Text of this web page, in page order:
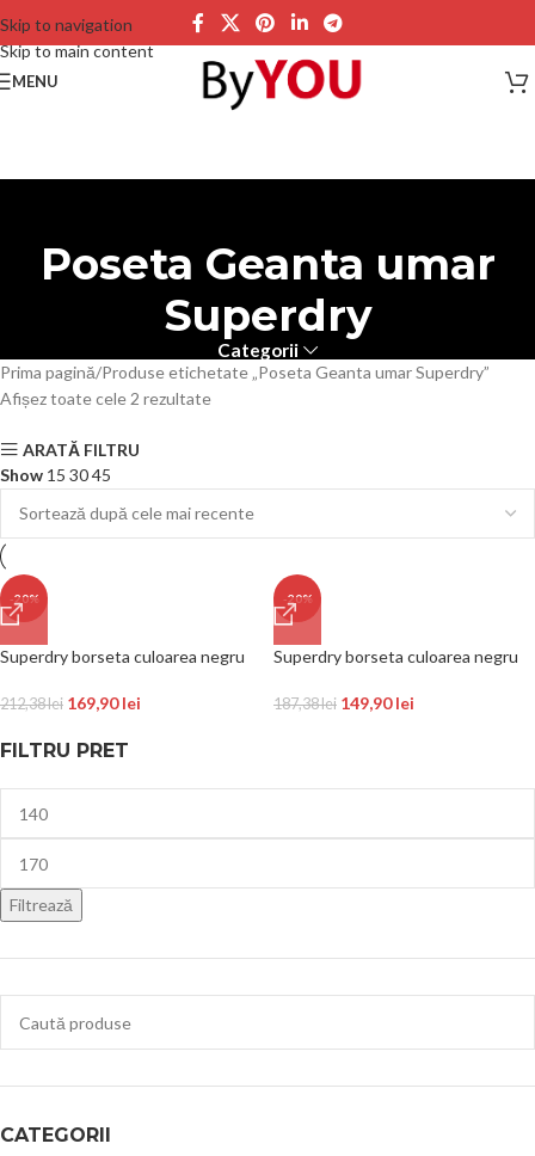
Skip to navigation
Skip to main content
MENU
Poseta Geanta umar
Superdry
Categorii
FILTRU PRET
Filtrează
CATEGORII
Prima pagină Produse etichetate „Poseta Geanta umar Superdry”
Afișez toate cele 2 rezultate
ARATĂ FILTRU
Show 15 3045
-20%
Superdry borseta culoarea negru
212,38lei 169,90lei
-20%
Superdry borseta culoarea negru
187,38lei 149,90lei